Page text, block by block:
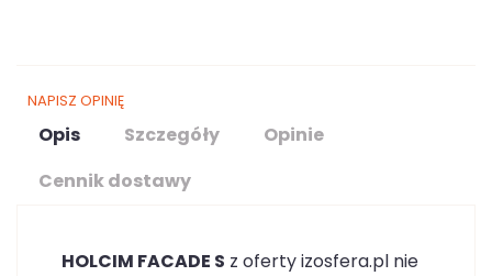
NAPISZ OPINIĘ
Opis Szczegóły
Opinie
Cennik dostawy
HOLCIM FACADE S z oferty izosfera.pl nie